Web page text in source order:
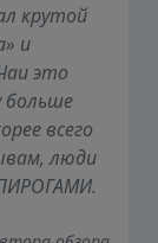
крутой
и
это
больше
всего
люди